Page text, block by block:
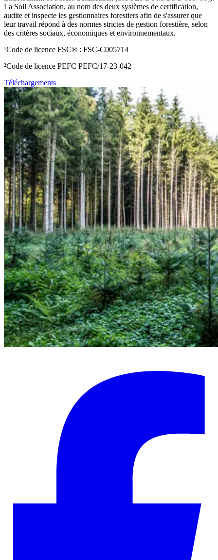
La Soil Association, au nom des deux systèmes de certification,
audite et inspecte les gestionnaires forestiers afin de s'assurer que
leur travail répond à des normes strictes de gestion forestière, selon
des critères sociaux, économiques et environnementaux.
¹Code de licence FSC® : FSC-C005714
²Code de licence PEFC PEFC/17-23-042
Téléchargements